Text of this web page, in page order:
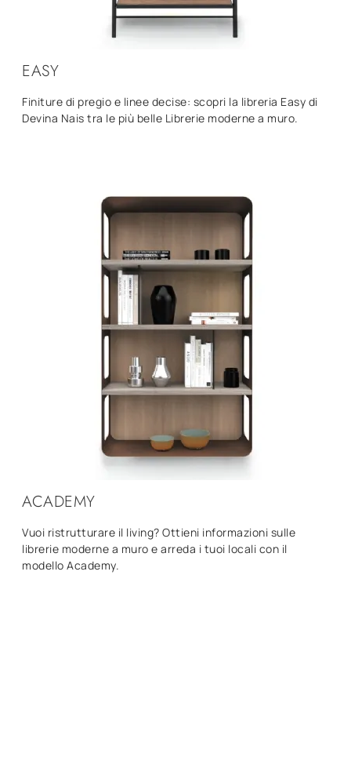
EASY
Finiture di pregio e linee decise: scopri la libreria Easy di
Devina Nais tra le più belle Librerie moderne a muro.
ACADEMY
Vuoi ristrutturare il living? Ottieni informazioni sulle
librerie moderne a muro e arreda i tuoi locali con il
modello Academy.